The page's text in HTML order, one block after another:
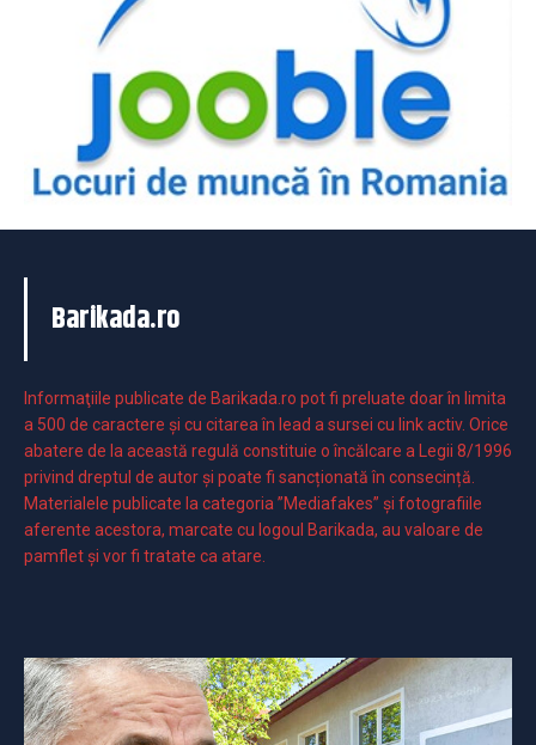
Barikada.ro
Informaţiile publicate de Barikada.ro pot fi preluate doar în limita
a 500 de caractere şi cu citarea în lead a sursei cu link activ. Orice
abatere de la această regulă constituie o încălcare a Legii 8/1996
privind dreptul de autor și poate fi sancționată în consecință.
Materialele publicate la categoria ”Mediafakes” și fotografiile
aferente acestora, marcate cu logoul Barikada, au valoare de
pamflet și vor fi tratate ca atare.